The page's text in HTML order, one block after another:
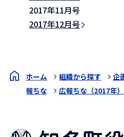
2017年11月号
2017年12月号
ホーム 組織から探す 企
報ちな
広報ちな（2017年）